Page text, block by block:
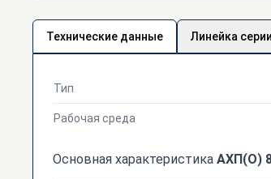
Технические данные Линейка серии
Тип
Рабочая среда
Основная характеристика АХП(О)